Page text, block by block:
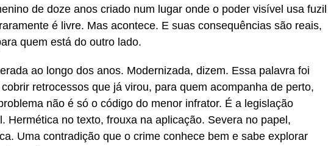
de doze anos criado num lugar onde o poder visível usa fuzil
é livre. Mas acontece. E suas consequências são reais,
quem está do outro lado.
ao longo dos anos. Modernizada, dizem. Essa palavra foi
retrocessos que já virou, para quem acompanha de perto,
não é só o código do menor infrator. É a legislação
Hermética no texto, frouxa na aplicação. Severa no papel,
Uma contradição que o crime conhece bem e sabe explorar